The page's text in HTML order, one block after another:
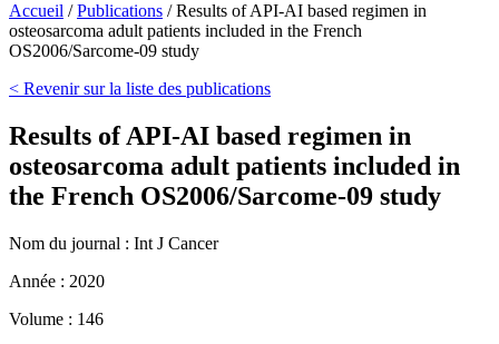
Accueil /Publications /Results of API-AI based regimen in
osteosarcoma adult patients included in the French
OS2006/Sarcome-09 study
< Revenir sur la liste des publications
Results of API-AI based regimen in
osteosarcoma adult patients included in
the French OS2006/Sarcome-09 study
Nom du journal : Int J Cancer
Année : 2020
Volume : 146